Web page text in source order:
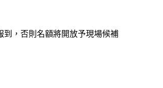
到，否則名額將開放予現場候補